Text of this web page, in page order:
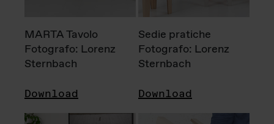
MARTA Tavolo
Fotografo: Lorenz
Sternbach
Download
Sedie pratiche
Fotografo: Lorenz
Sternbach
Download